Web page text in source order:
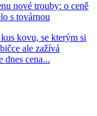
nové trouby: o ceně
s továrnou
kovu, se kterým si
ale zažívá
dnes cena...